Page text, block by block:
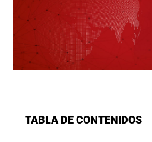
TABLA DE CONTENIDOS